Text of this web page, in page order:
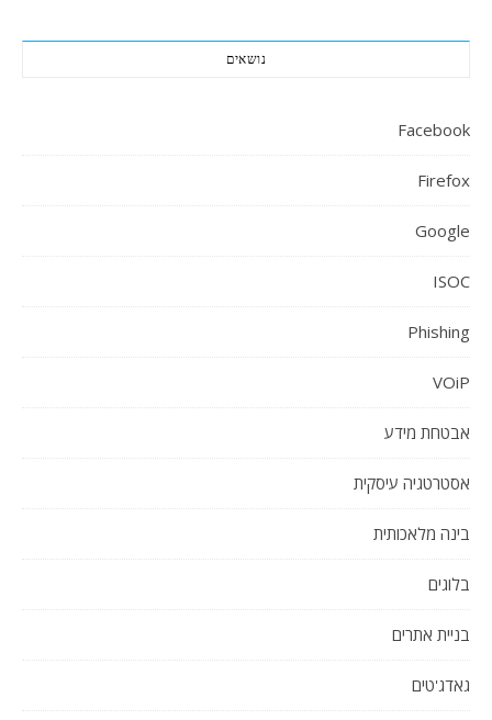
נושאים
Facebook
Firefox
Google
ISOC
Phishing
VOiP
אבטחת מידע
אסטרטגיה עיסקית
בינה מלאכותית
בלוגים
בניית אתרים
גאדג'טים